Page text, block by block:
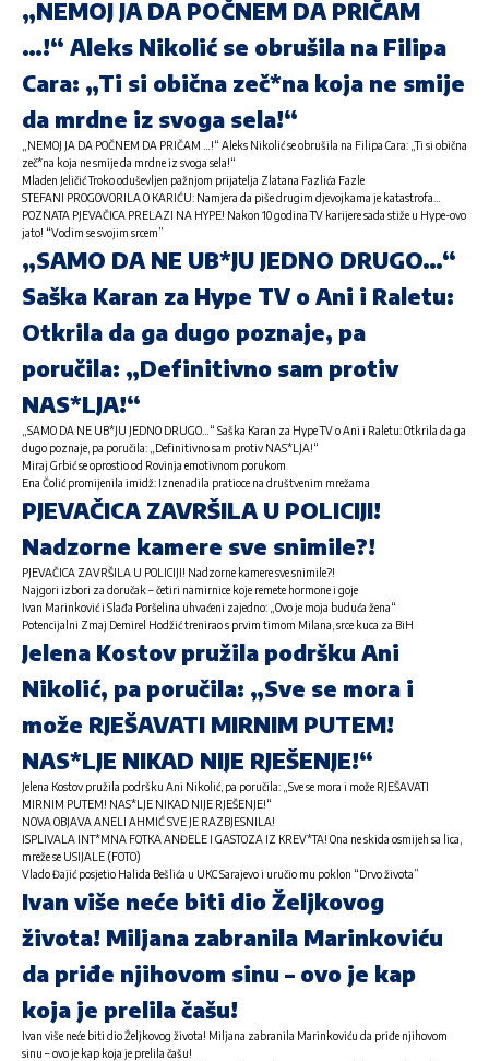
„NEMOJ JA DA POČNEM DA PRIČAM
…!“ Aleks Nikolić se obrušila na Filipa
Cara: „Ti si obična zeč*na koja ne smije
da mrdne iz svoga sela!“
„NEMOJ JA DA POČNEM DA PRIČAM …!“ Aleks Nikolić se obrušila na Filipa Cara: „Ti si obična
zeč*na koja ne smije da mrdne iz svoga sela!“
Mladen Jeličić Troko oduševljen pažnjom prijatelja Zlatana Fazlića Fazle
STEFANI PROGOVORILA O KARIĆU: Namjera da piše drugim djevojkama je katastrofa…
POZNATA PJEVAČICA PRELAZI NA HYPE! Nakon 10 godina TV karijere sada stiže u Hype-ovo
jato! “Vodim se svojim srcem”
„SAMO DA NE UB*JU JEDNO DRUGO…“
Saška Karan za Hype TV o Ani i Raletu:
Otkrila da ga dugo poznaje, pa
poručila: „Definitivno sam protiv
NAS*LJA!“
„SAMO DA NE UB*JU JEDNO DRUGO…“ Saška Karan za Hype TV o Ani i Raletu: Otkrila da ga
dugo poznaje, pa poručila: „Definitivno sam protiv NAS*LJA!“
Miraj Grbić se oprostio od Rovinja emotivnom porukom
Ena Čolić promijenila imidž: Iznenadila pratioce na društvenim mrežama
PJEVAČICA ZAVRŠILA U POLICIJI!
Nadzorne kamere sve snimile?!
PJEVAČICA ZAVRŠILA U POLICIJI! Nadzorne kamere sve snimile?!
Najgori izbori za doručak – četiri namirnice koje remete hormone i goje
Ivan Marinković i Slađa Poršelina uhvaćeni zajedno: „Ovo je moja buduća žena“
Potencijalni Zmaj Demirel Hodžić trenirao s prvim timom Milana, srce kuca za BiH
Jelena Kostov pružila podršku Ani
Nikolić, pa poručila: „Sve se mora i
može RJEŠAVATI MIRNIM PUTEM!
NAS*LJE NIKAD NIJE RJEŠENJE!“
Jelena Kostov pružila podršku Ani Nikolić, pa poručila: „Sve se mora i može RJEŠAVATI
MIRNIM PUTEM! NAS*LJE NIKAD NIJE RJEŠENJE!“
NOVA OBJAVA ANELI AHMIĆ SVE JE RAZBJESNILA!
ISPLIVALA INT*MNA FOTKA ANĐELE I GASTOZA IZ KREV*TA! Ona ne skida osmijeh sa lica,
mreže se USIJALE (FOTO)
Vlado Đajić posjetio Halida Bešlića u UKC Sarajevo i uručio mu poklon “Drvo života”
Ivan više neće biti dio Željkovog
života! Miljana zabranila Marinkoviću
da priđe njihovom sinu – ovo je kap
koja je prelila čašu!
Ivan više neće biti dio Željkovog života! Miljana zabranila Marinkoviću da priđe njihovom
sinu – ovo je kap koja je prelila čašu!